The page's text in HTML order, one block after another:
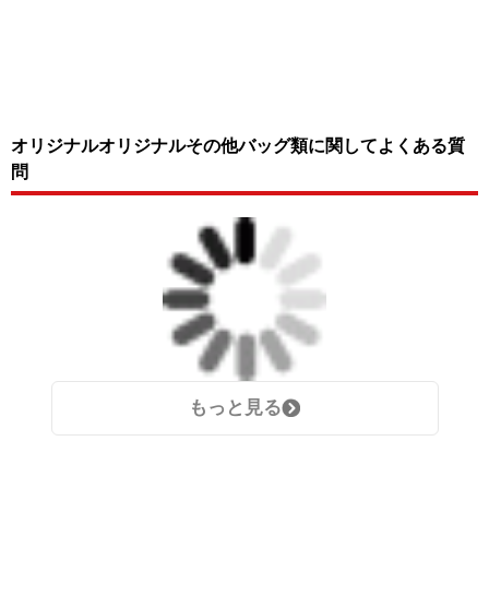
オリジナルオリジナルその他バッグ類に関してよくある質
問
もっと見る